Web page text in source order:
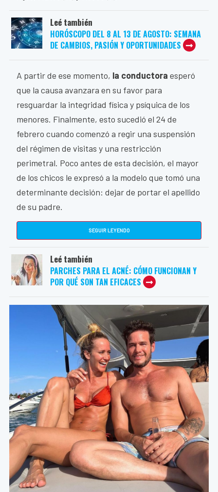
Leé también
HORÓSCOPO DEL 8 AL 13 DE AGOSTO: SEMANA
DE CAMBIOS, PASIÓN Y OPORTUNIDADES
A partir de ese momento, la conductora esperó
que la causa avanzara en su favor para
resguardar la integridad física y psíquica de los
menores. Finalmente, esto sucedió el 24 de
febrero cuando comenzó a regir una suspensión
del régimen de visitas y una restricción
perimetral. Poco antes de esta decisión, el mayor
de los chicos le expresó a la modelo que tomó una
determinante decisión: dejar de portar el apellido
de su padre.
SEGUIR LEYENDO
Leé también
PARCHES PARA EL ACNÉ: CÓMO FUNCIONAN Y
POR QUÉ SON TAN EFICACES